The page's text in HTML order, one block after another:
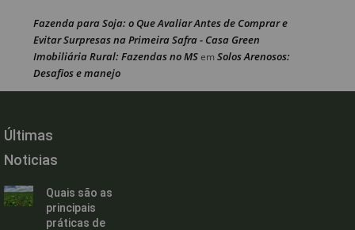
Fazenda para Soja: o Que Avaliar Antes de Comprar e
Evitar Surpresas na Primeira Safra - Casa Green
Imobiliária Rural: Fazendas no MSem Solos Arenosos:
Desafios e manejo
Últimas
Noticias
Quais são as
principais
práticas de